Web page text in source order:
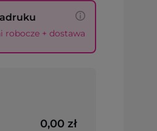
robocze + dostawa
0,00 zł